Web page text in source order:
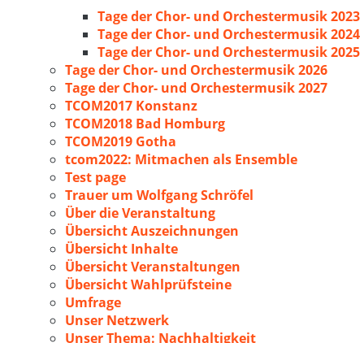
Tage der Chor- und Orchestermusik 2023
Tage der Chor- und Orchestermusik 2024
Tage der Chor- und Orchestermusik 2025
Tage der Chor- und Orchestermusik 2026
Tage der Chor- und Orchestermusik 2027
TCOM2017 Konstanz
TCOM2018 Bad Homburg
TCOM2019 Gotha
tcom2022: Mitmachen als Ensemble
Test page
Trauer um Wolfgang Schröfel
Über die Veranstaltung
Übersicht Auszeichnungen
Übersicht Inhalte
Übersicht Veranstaltungen
Übersicht Wahlprüfsteine
Umfrage
Unser Netzwerk
Unser Thema: Nachhaltigkeit